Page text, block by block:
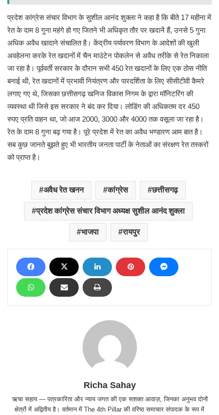
प्रदेश कांग्रेस संचार विभाग के सुशील आनंद शुक्ला ने कहा है कि बीते 17 महीना में
रेत के दाम 8 गुना महंगे हो गए जितने भी अधिकृत तौर पर खदानें हैं, उनसे 5 गुना
अधिक अवैध खादाने संचालित है। केंद्रीय पर्यावरण विभाग के आदेशों की खुली
अवहेलना करके रेत खदानों में चैन माउंटेन पोकलेन से अवैध तरीके से रेत निकाला
जा रहा है। पूर्ववर्ती सरकार के दौरान सभी 450 रेत खदानों के लिए एक ठोस नीति
बनाई थी, रेत खदानों में प्रभावी नियंत्रण और पारदर्शिता के लिए सीसीटीवी कैमरे
लगाए गए थे, जिसका छत्तीसगढ़ खनिज विकास निगम के द्वारा मॉनिटरिंग की
व्यवस्था थी जिसे इस सरकार ने बंद कर दिया। लोडिंग की अधिकतम दर 450
रुपए प्रति वाहन था, जो आज 2000, 3000 और 4000 तक वसूला जा रहा है।
रेत के दाम 8 गुना बढ़ गया है। पूरे प्रदेश में रेत का अवैध भण्डारण आम बात है।
सब कुछ जानते बुझते हुए भी भारतीय जनता पार्टी के नेताओं का संरक्षण रेत तस्करों
को प्राप्त है।
अवैध रेत खनन कांग्रेस छत्तीसगढ़
प्रदेश कांग्रेस संचार विभाग अध्यक्ष सुशील आनंद शुक्ला
भाजपा रायपुर
Richa Sahay
ऋचा सहाय — पत्रकारिता और न्याय जगत की एक सशक्त आवाज़, जिनका अनुभव दोनों
क्षेत्रों में अद्वितीय है। वर्तमान में The 4th Pillar की वरिष्ठ समाचार संपादक के रूप में